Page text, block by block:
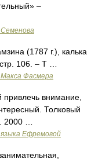
–
Семенова
(1787 г.), калька
106. – Т …
Макса Фасмера
внимание,
Толковый
2000 …
Ефремовой